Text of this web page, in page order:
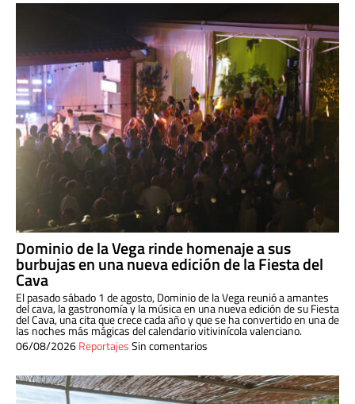
Dominio de la Vega rinde homenaje a sus
burbujas en una nueva edición de la Fiesta del
Cava
El pasado sábado 1 de agosto, Dominio de la Vega reunió a amantes
del cava, la gastronomía y la música en una nueva edición de su Fiesta
del Cava, una cita que crece cada año y que se ha convertido en una de
las noches más mágicas del calendario vitivinícola valenciano.
06/08/2026ReportajesSin comentarios